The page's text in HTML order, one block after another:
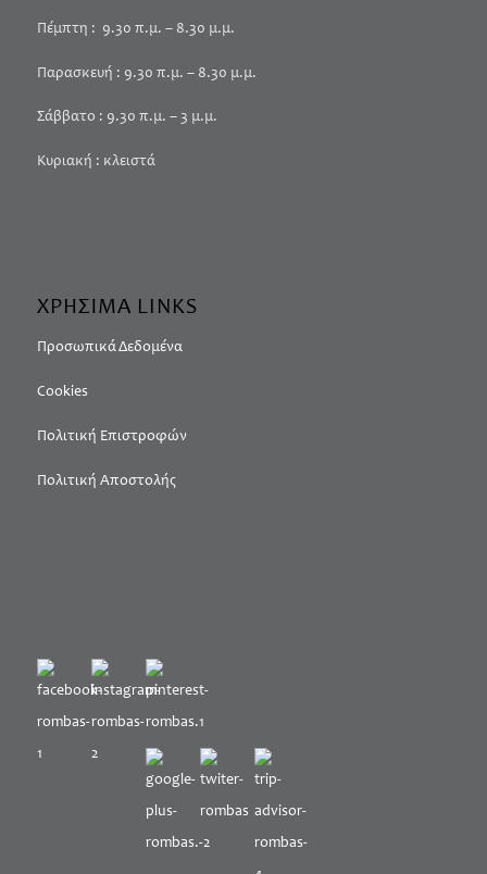
Πέμπτη : 9.30 π.μ. – 8.30 μ.μ.
Παρασκευή : 9.30 π.μ. – 8.30 μ.μ.
Σάββατο : 9.30 π.μ. – 3 μ.μ.
Κυριακή : κλειστά
ΧΡΗΣΙΜΑ LINKS
Προσωπικά Δεδομένα
Cookies
Πολιτική Επιστροφών
Πολιτική Αποστολής